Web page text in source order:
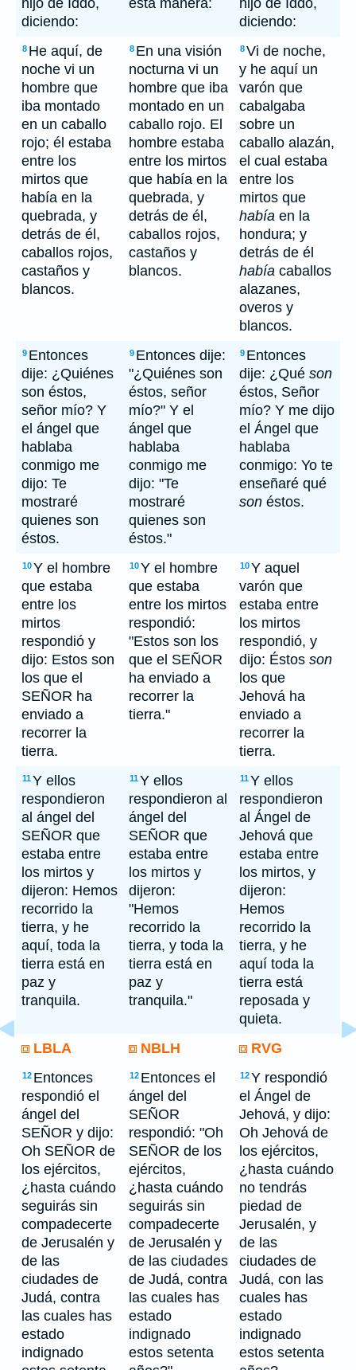
hijo de Iddo,
diciendo:
esta manera:
hijo de Iddo,
diciendo:
8 He aquí, de
noche vi un
hombre que
iba montado
en un caballo
rojo; él estaba
entre los
mirtos que
había en la
quebrada, y
detrás de él,
caballos rojos,
castaños y
blancos.
8 En una visión
nocturna vi un
hombre que iba
montado en un
caballo rojo. El
hombre estaba
entre los mirtos
que había en la
quebrada, y
detrás de él,
caballos rojos,
castaños y
blancos.
8Vi de noche,
y he aquí un
varón que
cabalgaba
sobre un
caballo alazán,
el cual estaba
entre los
mirtos que
había en la
hondura; y
detrás de él
había caballos
alazanes,
overos y
blancos.
9 Entonces
dije: ¿Quiénes
son éstos,
señor mío? Y
el ángel que
hablaba
conmigo me
dijo: Te
mostraré
quienes son
éstos.
9 Entonces dije:
"¿Quiénes son
éstos, señor
mío?" Y el
ángel que
hablaba
conmigo me
dijo: "Te
mostraré
quienes son
éstos."
9 Entonces
dije: ¿Qué son
éstos, Señor
mío? Y me dijo
el Ángel que
hablaba
conmigo: Yo te
enseñaré qué
son éstos.
10Y el hombre
que estaba
entre los
mirtos
respondió y
dijo: Estos son
los que el
SEÑOR ha
enviado a
recorrer la
tierra.
10Y el hombre
que estaba
entre los mirtos
respondió:
"Estos son los
que el SEÑOR
ha enviado a
recorrer la
tierra."
10Y aquel
varón que
estaba entre
los mirtos
respondió, y
dijo: Éstos son
los que
Jehová ha
enviado a
recorrer la
tierra.
11Y ellos
respondieron
al ángel del
SEÑOR que
estaba entre
los mirtos y
dijeron: Hemos
recorrido la
tierra, y he
aquí, toda la
tierra está en
paz y
tranquila.
11Y ellos
respondieron al
ángel del
SEÑOR que
estaba entre
los mirtos y
dijeron:
"Hemos
recorrido la
tierra, y toda la
tierra está en
paz y
tranquila."
11Y ellos
respondieron
al Ángel de
Jehová que
estaba entre
los mirtos, y
dijeron:
Hemos
recorrido la
tierra, y he
aquí toda la
tierra está
reposada y
quieta.
LBLA
NBLH RVG
12 Entonces
respondió el
ángel del
SEÑOR y dijo:
Oh SEÑOR de
los ejércitos,
¿hasta cuándo
seguirás sin
compadecerte
de Jerusalén y
de las
ciudades de
Judá, contra
las cuales has
estado
indignado
12 Entonces el
ángel del
SEÑOR
respondió: "Oh
SEÑOR de los
ejércitos,
¿hasta cuándo
seguirás sin
compadecerte
de Jerusalén y
de las ciudades
de Judá, contra
las cuales has
estado
indignado
estos setenta
12Y respondió
el Ángel de
Jehová, y dijo:
Oh Jehová de
los ejércitos,
¿hasta cuándo
no tendrás
piedad de
Jerusalén, y
de las
ciudades de
Judá, con las
cuales has
estado
indignado
estos setenta